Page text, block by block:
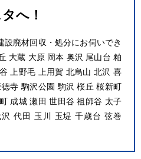
へ！
廃材回収・処分にお伺いでき
大蔵 大原 岡本 奥沢 尾山台 粕
上野毛 上用賀 北烏山 北沢 喜
寺 駒沢公園 駒沢 桜丘 桜新町
成城 瀬田 世田谷 祖師谷 太子
代田 玉川 玉堤 千歳台 弦巻